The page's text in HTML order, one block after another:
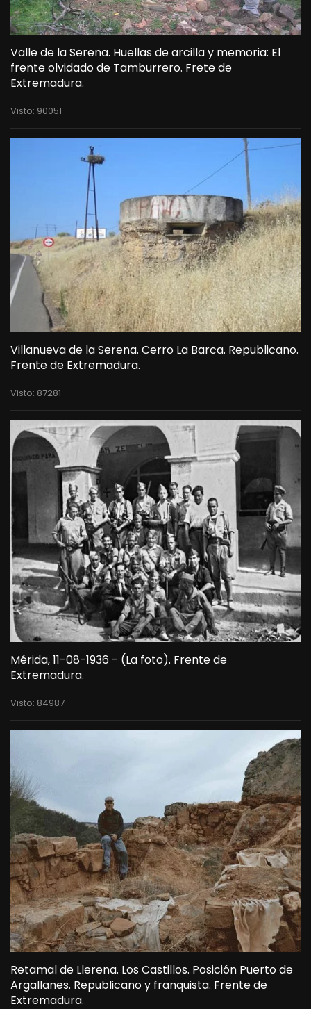
Valle de la Serena. Huellas de arcilla y memoria: El
frente olvidado de Tamburrero. Frete de
Extremadura.
Visto: 90051
Villanueva de la Serena. Cerro La Barca. Republicano.
Frente de Extremadura.
Visto: 87281
Mérida, 11-08-1936 - (La foto). Frente de
Extremadura.
Visto: 84987
Retamal de Llerena. Los Castillos. Posición Puerto de
Argallanes. Republicano y franquista. Frente de
Extremadura.